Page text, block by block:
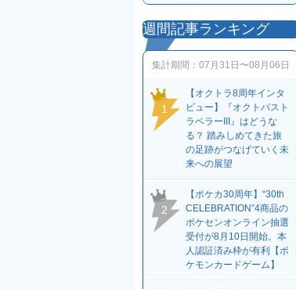
週間記事ランキング
集計期間： 07月31日〜08月06日
1
【オクトラ8周年インタ
ビュー】『オクトパスト
ラベラーIII』はどうな
る？ 踏みしめてきた旅
の足跡がつなげていく未
来への展望
2
【ポケカ30周年】“30th
CELEBRATION”4商品の
ポケセンオンライン抽選
受付が8月10日開始。本
人認証済み枠が有利【ポ
ケモンカードゲーム】